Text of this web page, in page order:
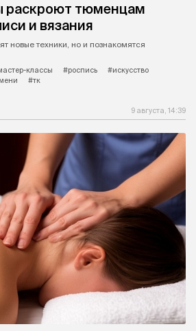
раскроют тюменцам
и вязания
новые техники, но и познакомятся
классы #роспись
#искусство
#тк
9 августа, 14:39